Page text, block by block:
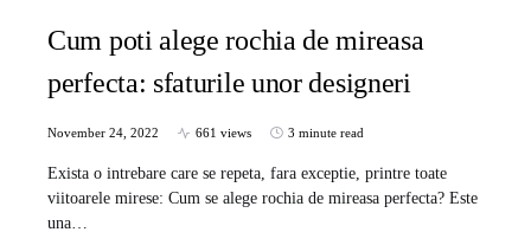
Cum poti alege rochia de mireasa
perfecta: sfaturile unor designeri
November 24, 2022 661 views 3 minute read
Exista o intrebare care se repeta, fara exceptie, printre toate
viitoarele mirese: Cum se alege rochia de mireasa perfecta? Este
una…